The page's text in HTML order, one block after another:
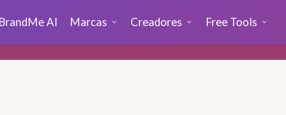
BrandMe AI Marcas Creadores Free Tools